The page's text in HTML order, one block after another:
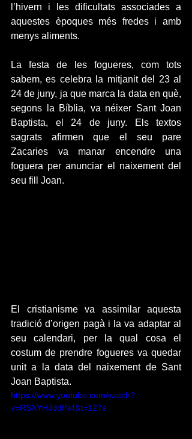
l’hivern i les dificultats associades a
aquestes èpoques més fredes i amb
menys aliments.
La festa de les fogueres, com tots
sabem, es celebra la mitjanit del 23 al
24 de juny, ja que marca la data en què,
segons la Bíblia, va néixer Sant Joan
Baptista, el 24 de juny. Els textos
sagrats afirmen que el seu pare
Zacaries va manar encendre una
foguera per anunciar el naixement del
seu fill Joan.
El cristianisme va assimilar aquesta
tradició d’origen pagà i la va adaptar al
seu calendari, per la qual cosa el
costum de prendre fogueres va quedar
unit a la data del naixement de Sant
Joan Baptista.
https://www.youtube.com/watch?
v=RSXYHJddfN4&t=127s